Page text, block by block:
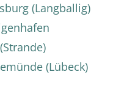
(Langballig)
(Lübeck)